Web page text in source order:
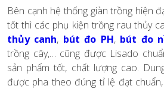
Bên cạnh hệ thống giàn trồng hiện
tốt thì các phụ kiện trồng rau thủy
thủy canh, bút đo PH, bút đo
trồng cây,… cũng được Lisado
sản phẩm tốt, chất lượng cao.
được pha theo đúng tỉ lệ đạt